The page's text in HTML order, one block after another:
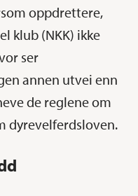
oppdrettere,
klub (NKK) ikke
ser
annen utvei enn
de reglene om
dyrevelferdsloven.